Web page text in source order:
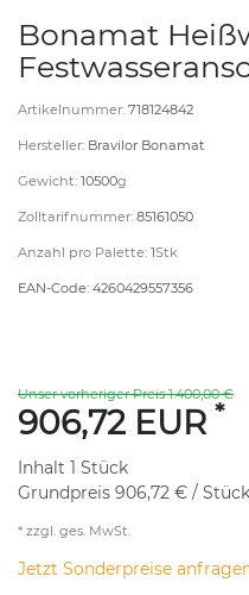
Bonamat
Artikelnummer: 718124842
Hersteller: Bravilor Bonamat
Gewicht: 10500g
Zolltarifnummer: 85161050
Anzahl pro Palette: 1Stk
EAN-Code: 4260429557356
Unser vorheriger Preis 1.400,00 €
906,72 EUR *
Inhalt 1 Stück
Grundpreis 906,72 € / Stück
* zzgl. ges. MwSt.
Jetzt Sonderpreise